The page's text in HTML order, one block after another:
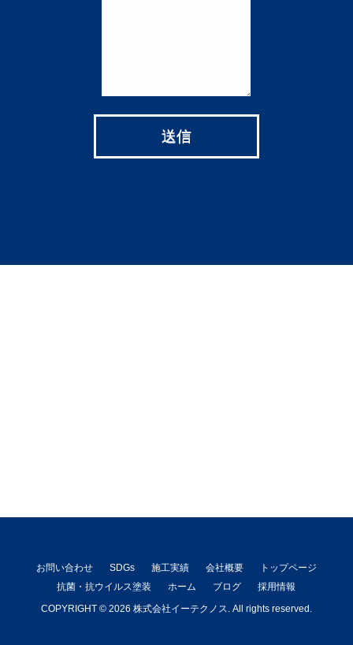
お問い合わせ SDGs 施工実績 会社概要
トップページ
抗菌・抗ウイルス塗装
ホーム ブログ
採用情報
COPYRIGHT © 2026 株式会社イーテクノス. All rights reserved.